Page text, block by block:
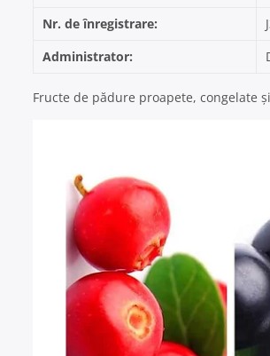
Nr. de înregistrare:
Administrator:
Fructe de pădure proapete, congelate